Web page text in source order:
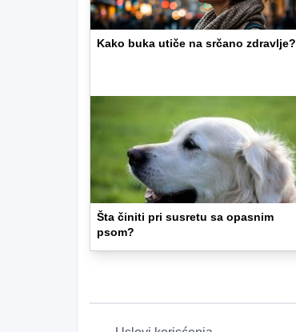
Kako buka utiče na srčano zdravlje?
Šta činiti pri susretu sa opasnim
psom?